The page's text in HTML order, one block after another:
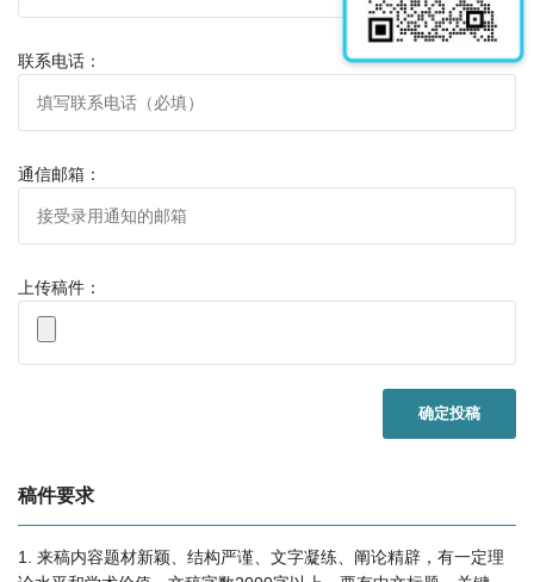
联系电话：
通信邮箱：
上传稿件：
确定投稿
稿件要求
1. 来稿内容题材新颖、结构严谨、文字凝练、阐论精辟，有一定理